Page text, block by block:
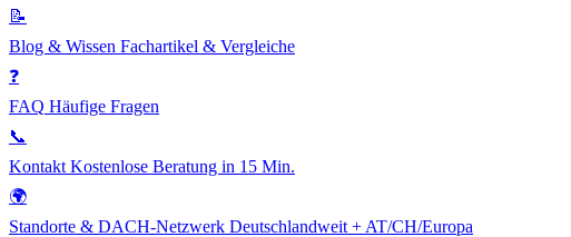
📝
Blog & Wissen Fachartikel & Vergleiche
❓
FAQ Häufige Fragen
📞
Kontakt Kostenlose Beratung in 15 Min.
🌍
Standorte & DACH-Netzwerk Deutschlandweit + AT/CH/Europa